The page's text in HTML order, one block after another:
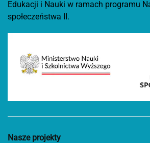
Edukacji i Nauki w ramach programu
społeczeństwa II.
Nasze projekty